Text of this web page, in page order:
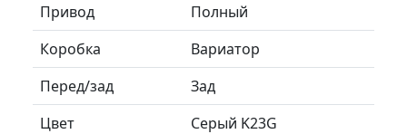
Привод
Полный
Коробка
Вариатор
Перед/зад
Зад
Цвет
Серый K23G